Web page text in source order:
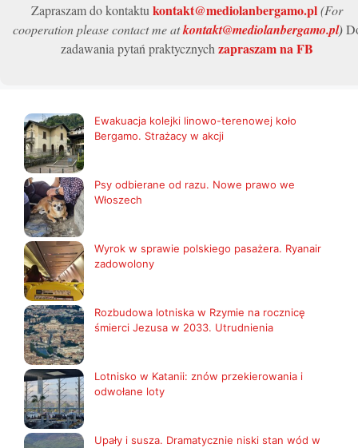
Zapraszam do kontaktu kontakt@mediolanbergamo.pl(For
cooperation please contact me atkontakt@mediolanbergamo.pl)
zadawania pytań praktycznych zapraszam na FB
Ewakuacja kolejki linowo-terenowej koło
Bergamo. Strażacy w akcji
Psy odbierane od razu. Nowe prawo we
Włoszech
Wyrok w sprawie polskiego pasażera. Ryanair
zadowolony
Rozbudowa lotniska w Rzymie na rocznicę
śmierci Jezusa w 2033. Utrudnienia
Lotnisko w Katanii: znów przekierowania i
odwołane loty
Upały i susza. Dramatycznie niski stan wód w